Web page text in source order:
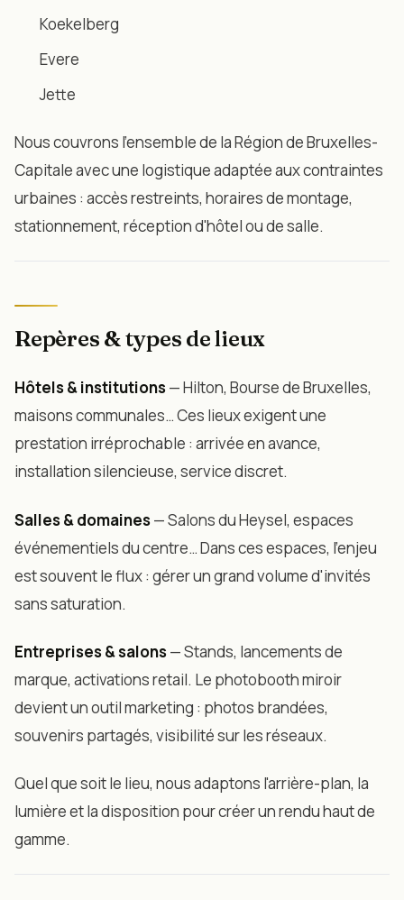
Koekelberg
Evere
Jette
Nous couvrons l'ensemble de la Région de Bruxelles-
Capitale avec une logistique adaptée aux contraintes
urbaines : accès restreints, horaires de montage,
stationnement, réception d'hôtel ou de salle.
Repères & types de lieux
Hôtels & institutions— Hilton, Bourse de Bruxelles,
maisons communales… Ces lieux exigent une
prestation irréprochable : arrivée en avance,
installation silencieuse, service discret.
Salles & domaines— Salons du Heysel, espaces
événementiels du centre… Dans ces espaces, l'enjeu
est souvent le flux : gérer un grand volume d'invités
sans saturation.
Entreprises & salons— Stands, lancements de
marque, activations retail. Le photobooth miroir
devient un outil marketing : photos brandées,
souvenirs partagés, visibilité sur les réseaux.
Quel que soit le lieu, nous adaptons l'arrière-plan, la
lumière et la disposition pour créer un rendu haut de
gamme.